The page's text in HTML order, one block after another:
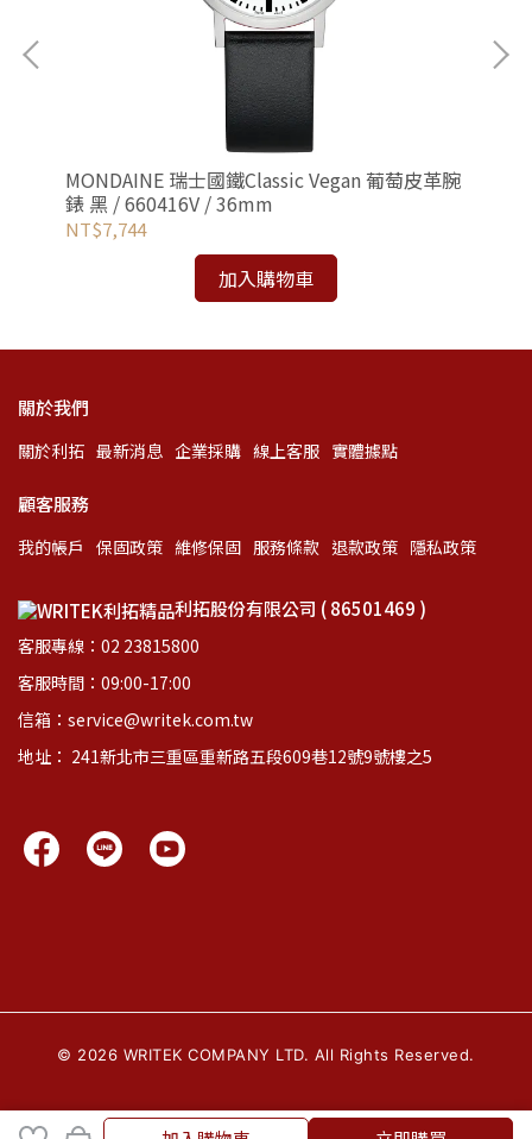
MONDAINE 瑞士國鐵Classic Vegan 葡萄皮革腕
錶 黑 / 660416V / 36mm
NT$7,744
加入購物車
關於我們
關於利拓 最新消息 企業採購 線上客服 實體據點
顧客服務
我的帳戶 保固政策 維修保固 服務條款 退款政策 隱私政策
利拓股份有限公司 ( 86501469 )
客服專線：02 23815800
客服時間：09:00-17:00
信箱：service@writek.com.tw
地址： 241新北市三重區重新路五段609巷12號9號樓之5
© 2026 WRITEK COMPANY LTD. All Rights Reserved.